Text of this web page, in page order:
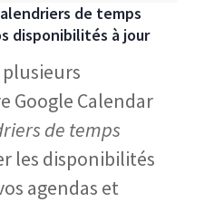
de temps
disponibilités à jour
Google Calendar
de temps
les disponibilités
agendas et